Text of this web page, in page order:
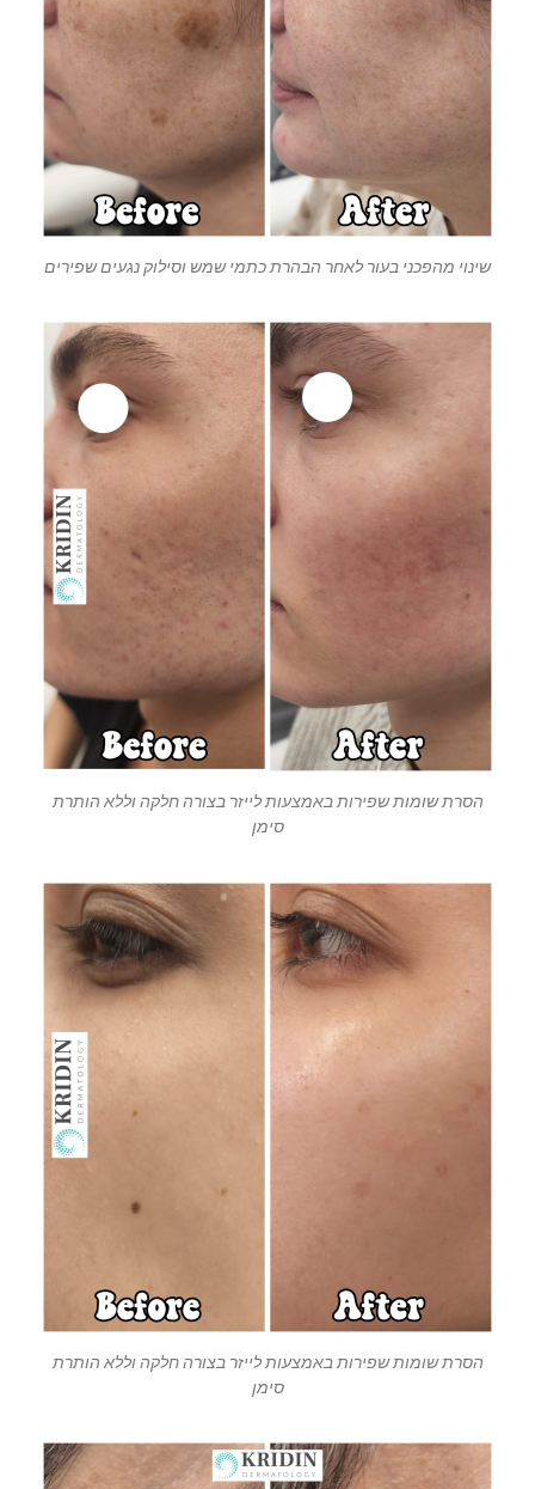
שינוי מהפכני בעור לאחר הבהרת כתמי שמש וסילוק נגעים שפירים
הסרת שומות שפירות באמצעות לייזר בצורה חלקה וללא הותרת
סימן
הסרת שומות שפירות באמצעות לייזר בצורה חלקה וללא הותרת
סימן